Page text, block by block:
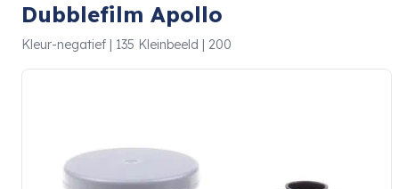
Dubblefilm Apollo
Kleur-negatief | 135 Kleinbeeld | 200